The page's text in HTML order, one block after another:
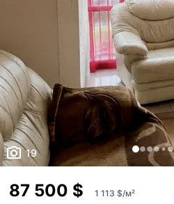
19
87 500 $ 1 113 $/м²